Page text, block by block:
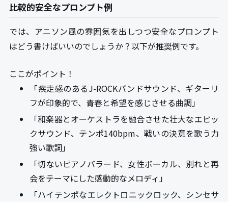
比較的安全なプロンプト例
では、アニソン風の雰囲気を出しつつ安全なプロンプト
はどう書けばいいのでしょうか？以下が推奨例です。
ここがポイント！
「疾走感のあるJ-ROCKバンドサウンド、ギターリ
フが印象的で、青春と希望を感じさせる曲調」
「和楽器とオーケストラを融合させた壮大なエピッ
クサウンド、テンポ140bpm、戦いの決意を歌う力
強い歌詞」
「切ないピアノバラード、女性ボーカル、別れと再
会をテーマにした感動的なメロディ」
「ハイテンポなエレクトロニックロック、シンセサ